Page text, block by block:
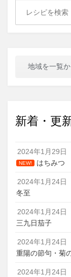
地域を一覧
新着・更
2024年1月29日
NEW! はちみつ
2024年1月24日
冬至
2024年1月24日
三九日茄子
2024年1月24日
重陽の節句・菊
2024年1月24日